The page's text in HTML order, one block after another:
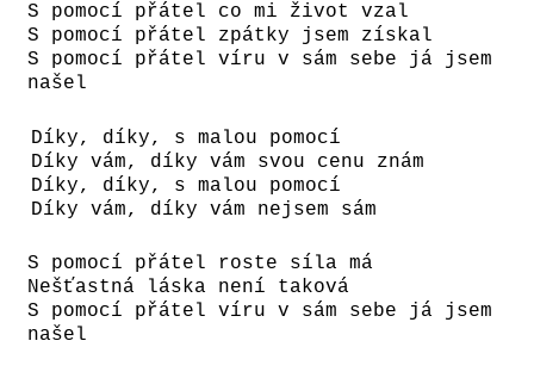
S pomocí přátel co mi život vzal
S pomocí přátel zpátky jsem získal
S pomocí přátel víru v sám sebe já jsem
našel
Díky, díky, s malou pomocí
Díky vám, díky vám svou cenu znám
Díky, díky, s malou pomocí
Díky vám, díky vám nejsem sám
S pomocí přátel roste síla má
Nešťastná láska není taková
S pomocí přátel víru v sám sebe já jsem
našel